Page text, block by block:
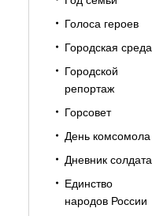
Голоса героев
Городская среда
Городской
репортаж
Горсовет
День комсомола
Дневник солдата
Единство
народов России